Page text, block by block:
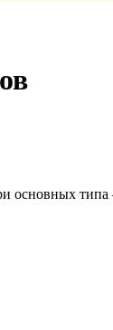
основных